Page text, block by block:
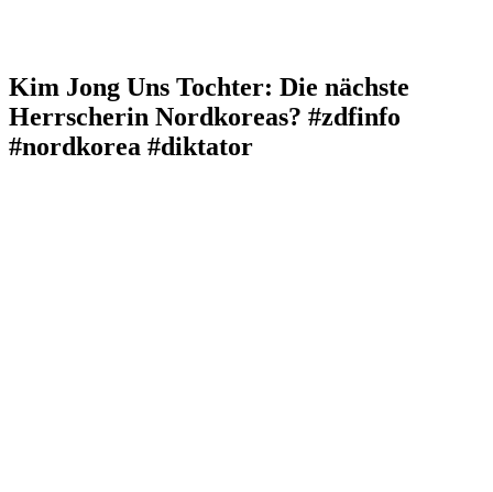
Kim Jong Uns Tochter: Die nächste
Herrscherin Nordkoreas? #zdfinfo
#nordkorea #diktator